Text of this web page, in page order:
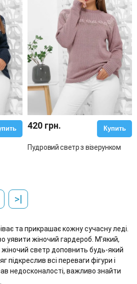
420 грн. Купить
Пудровий светр з візерунком
>|
та прикрашає кожну сучасну леді.
уявити жіночий гардероб. М'який,
жіночий светр доповнить будь-який
підкреслив всі переваги фігури і
недосконалості, важливо знайти